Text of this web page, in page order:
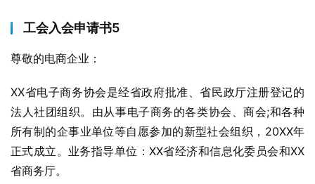
工会入会申请书5
尊敬的电商企业：
XX省电子商务协会是经省政府批准、省民政厅注册登记的
法人社团组织。由从事电子商务的各类协会、商会;和各种
所有制的企事业单位等自愿参加的新型社会组织，20XX年
正式成立。业务指导单位：XX省经济和信息化委员会和XX
省商务厅。